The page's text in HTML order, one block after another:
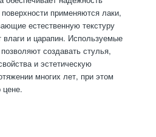
применяются лаки,
естественную текстуру
и царапин. Используемые
создавать стулья,
и эстетическую
многих лет, при этом
цене.